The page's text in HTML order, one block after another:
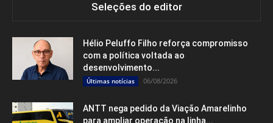
Seleções do editor
Hélio Peluffo Filho reforça compromisso
com a política voltada ao
desenvolvimento...
Últimas notícias 06/08/2026
ANTT nega pedido da Viação Amarelinho
para ampliar operação na linha...